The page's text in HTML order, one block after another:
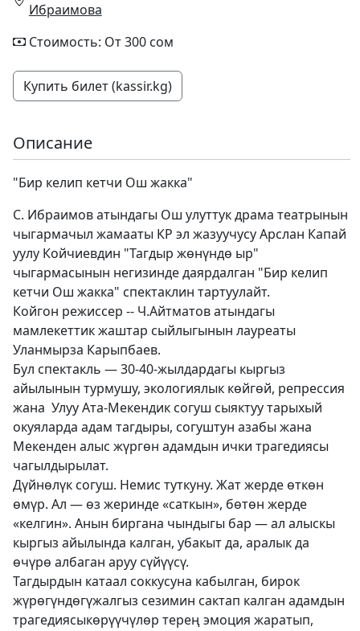
Ибраимова
Стоимость: От 300 сом
Купить билет (kassir.kg)
Описание
"Бир келип кетчи Ош жакка"
С. Ибраимов атындагы Ош улуттук драма театрынын
чыгармачыл жамааты КР эл жазуучусу Арслан Капай
уулу Койчиевдин "Тагдыр жөнүндө ыр"
чыгармасынын негизинде даярдалган "Бир келип
кетчи Ош жакка" спектаклин тартуулайт.
Койгон режиссер ‐- Ч.Айтматов атындагы
мамлекеттик жаштар сыйлыгынын лауреаты
Уланмырза Карыпбаев.
Бул спектакль — 30-40-жылдардагы кыргыз
айылынын турмушу, экологиялык көйгөй, репрессия
жана Улуу Ата-Мекендик согуш сыяктуу тарыхый
окуяларда адам тагдыры, согуштун азабы жана
Мекенден алыс жүргөн адамдын ички трагедиясы
чагылдырылат.
Дүйнөлүк согуш. Немис туткуну. Жат жерде өткөн
өмүр. Ал — өз жеринде «саткын», бөтөн жерде
«келгин». Анын биргана чындыгы бар — ал алыскы
кыргыз айылында калган, убакыт да, аралык да
өчүрө албаган аруу сүйүүсү.
Тагдырдын катаал соккусуна кабылган, бирок
жүрөгүндөгүжалгыз сезимин сактап калган адамдын
трагедиясыкөрүүчүлөр терең эмоция жаратып,